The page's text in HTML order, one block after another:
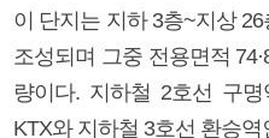
이 단지는 지하 3층~지상
조성되며 그중 전용면적
량이다. 지하철 2호선 구
KTX와 지하철 3호선 환승